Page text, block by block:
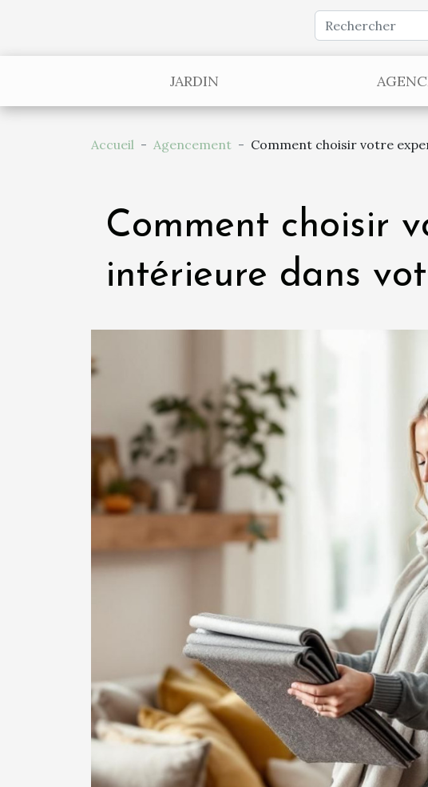
JARDIN
Accueil Agencement Comment choisir votre
Comment choisir
intérieure dans